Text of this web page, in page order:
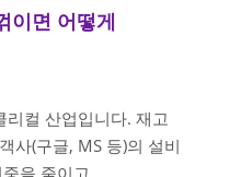
이면 어떻게
컬 산업입니다. 재고
사(구글, MS 등)의 설비
을 줄이고